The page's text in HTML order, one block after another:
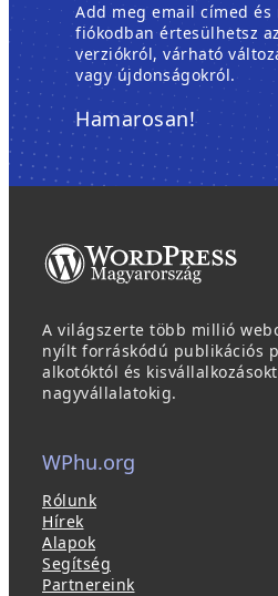
Add meg email címed és
fiókodban értesülhetsz
verziókról, várható
vagy újdonságokról.
Hamarosan!
A világszerte több millió
nyílt forráskódú publikációs
alkotóktól és
nagyvállalatokig.
WPhu.org
Rólunk
Hírek
Alapok
Segítség
Partnereink